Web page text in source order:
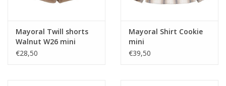
Mayoral Twill shorts
Walnut W26 mini
€28,50
Mayoral Shirt Cookie
mini
€39,50